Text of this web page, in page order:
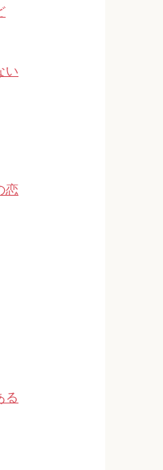
い
恋
る